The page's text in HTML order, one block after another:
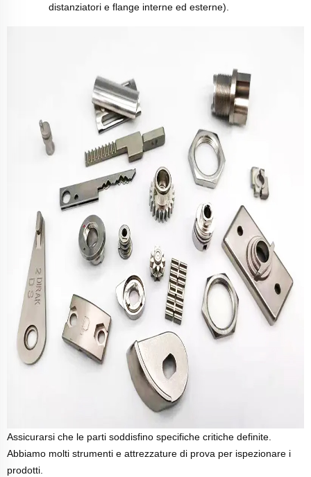
distanziatori e flange interne ed esterne).
Assicurarsi che le parti soddisfino specifiche critiche definite.
Abbiamo molti strumenti e attrezzature di prova per ispezionare i
prodotti.